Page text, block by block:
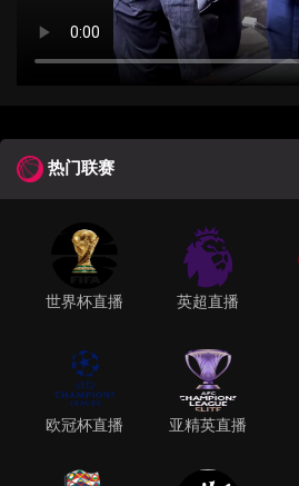
热门联赛
世界杯直播 英超直播
欧冠杯直播 亚精英直播